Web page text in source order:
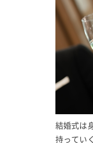
結婚式は
持ってい